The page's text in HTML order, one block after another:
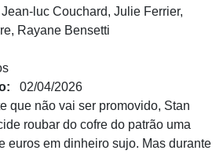
luc Couchard, Julie Ferrier,
Rayane Bensetti
02/04/2026
que não vai ser promovido, Stan
roubar do cofre do patrão uma
euros em dinheiro sujo. Mas durante